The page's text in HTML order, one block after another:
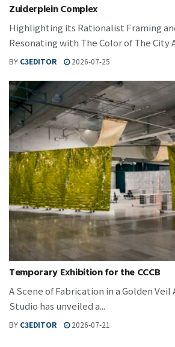
Zuiderplein Complex
Highlighting its Rationalist Framing
Resonating with The Color of The City
BY C3EDITOR 2026-07-25
Temporary Exhibition for the CCCB
A Scene of Fabrication in a Golden
Studio has unveiled a...
BY C3EDITOR 2026-07-21